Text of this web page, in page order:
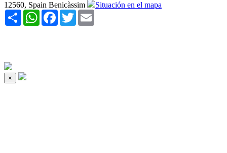
12560, Spain Benicàssim
Situación en el mapa
Share WhatsAppFacebook
Twitter
×